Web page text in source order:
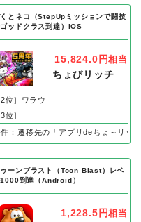
成果
とネコ（StepUpミッションで闘技
ッドクラス到達）iOS
15,824.0円相当
ちょびリッチ
2位］ワラウ
3位］
件：遷移先の「アプリdeちょ～リッ
ゥーンブラスト（Toon Blast）レベ
到達（Android）
1,228.5円相当